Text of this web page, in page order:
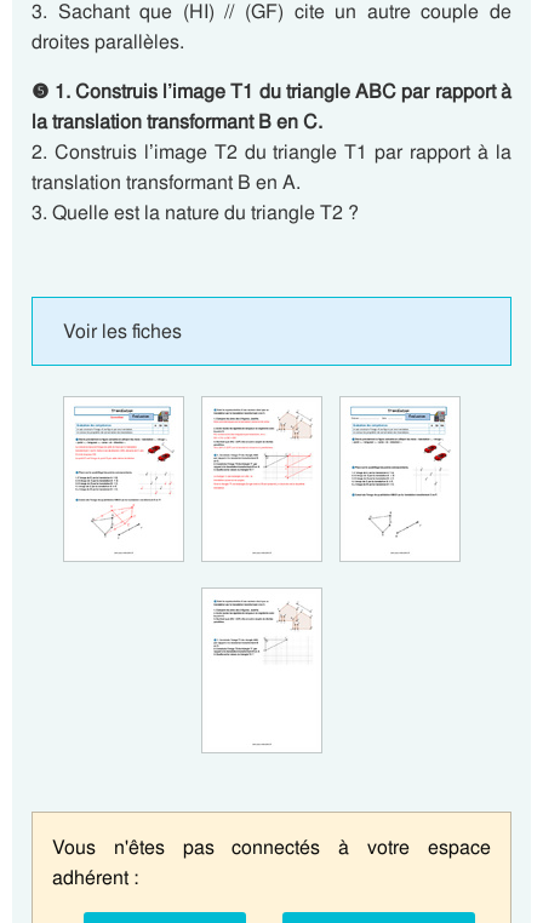
3. Sachant que (HI) // (GF) cite un autre couple de
droites parallèles.
❺ 1. Construis l’image T1 du triangle ABC par rapport à
la translation transformant B en C.
2. Construis l’image T2 du triangle T1 par rapport à la
translation transformant B en A.
3. Quelle est la nature du triangle T2 ?
Voir les fiches
Vous n'êtes pas connectés à votre espace
adhérent :